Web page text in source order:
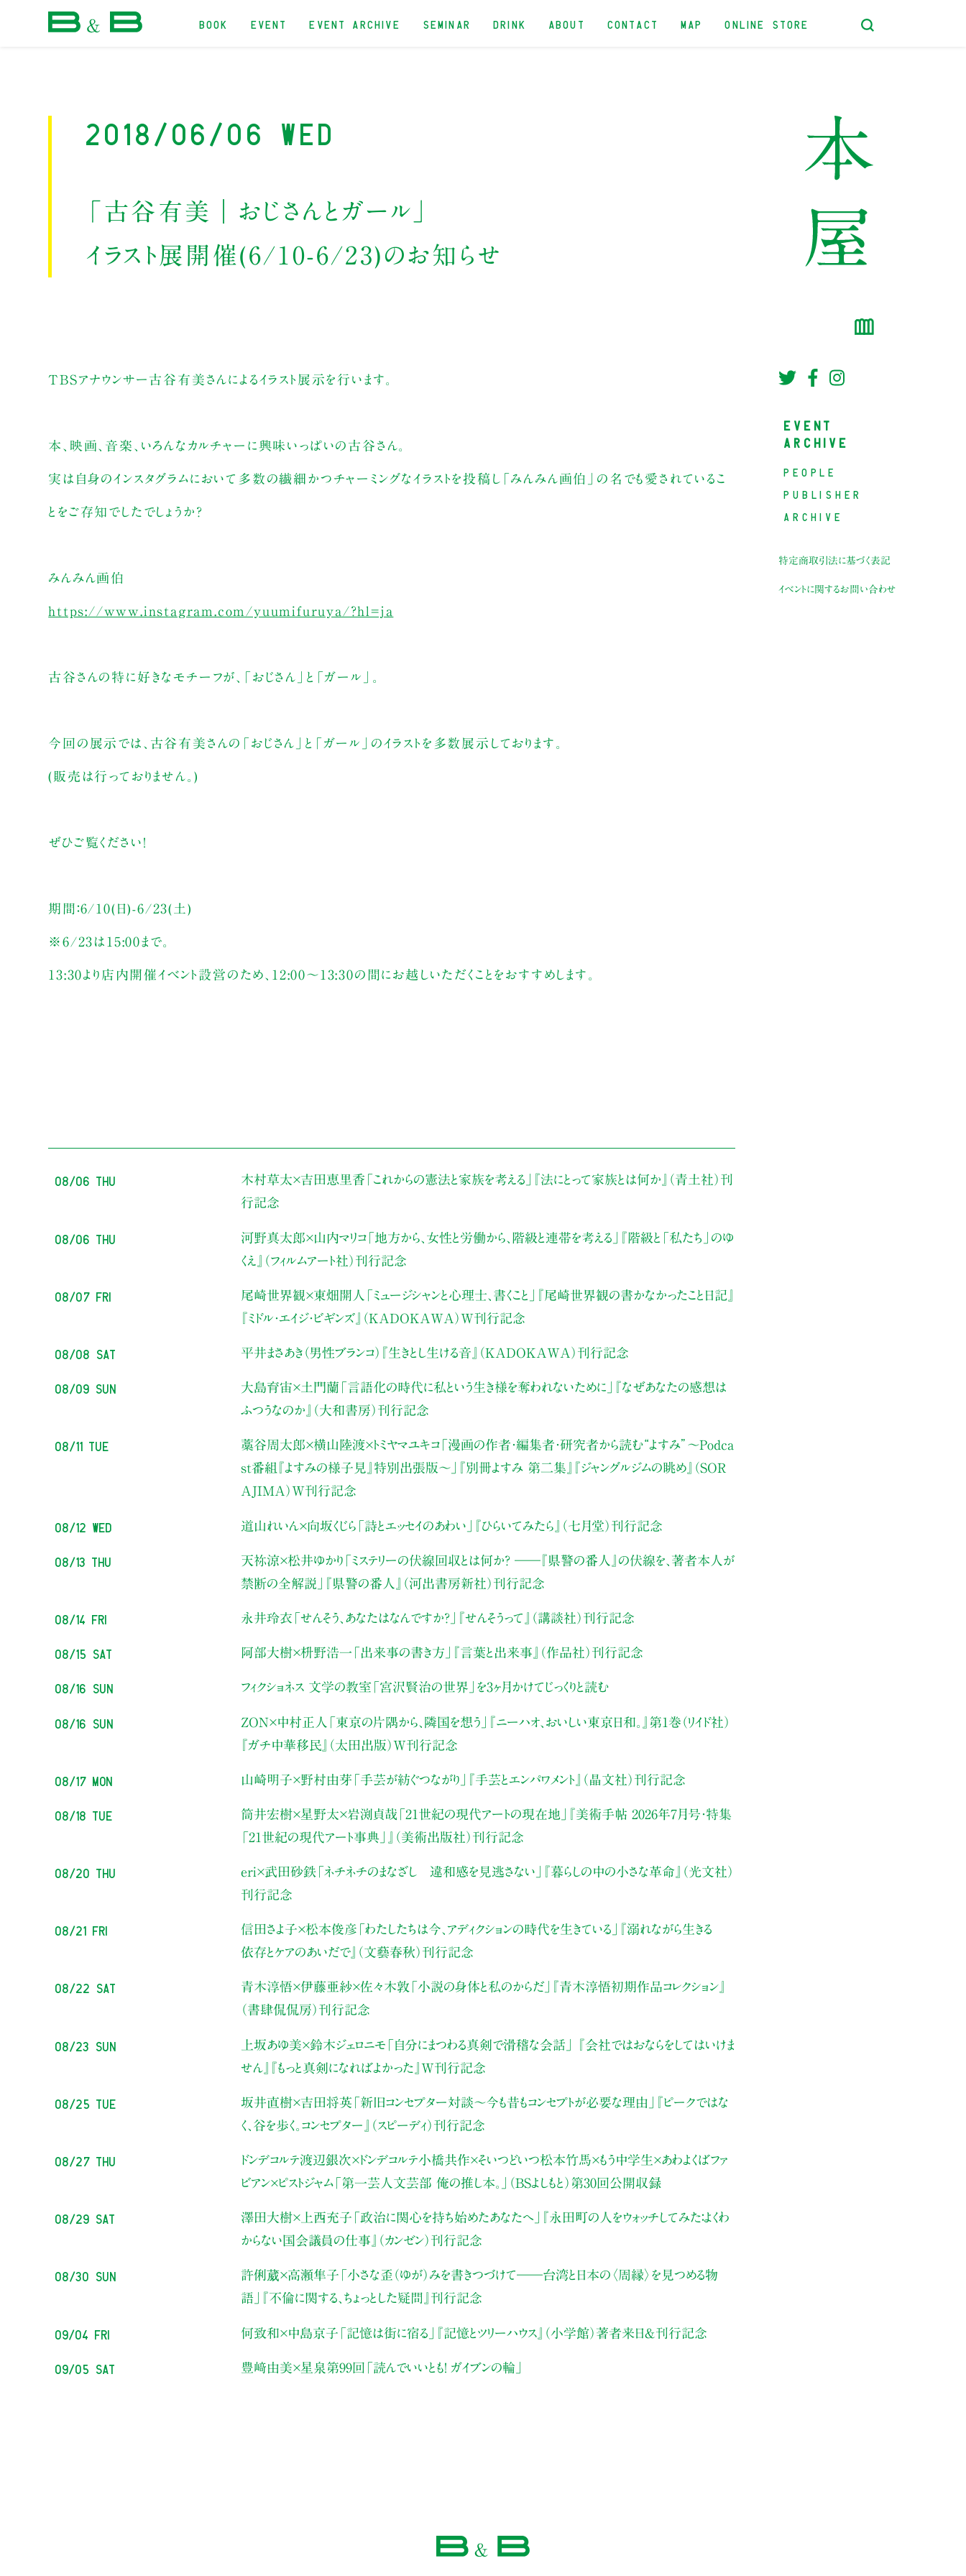
BOOK EVENT EVENT ARCHIVE SEMINAR DRINK ABOUT CONTACT MAP ONLINE STORE
2018/06/06 Wed
「古谷有美｜おじさんとガール」
イラスト展開催(6/10-︎6/23)のお知らせ
TBSアナウンサー古谷有美さんによるイラスト展示を行います。
本、映画、音楽、いろんなカルチャーに興味いっぱいの古谷さん。
実は自身のインスタグラムにおいて多数の繊細かつチャーミングなイラストを投稿し「みんみん画伯」の名でも愛されているこ
とをご存知でしたでしょうか？
みんみん画伯
https://www.instagram.com/yuumifuruya/?hl=ja
古谷さんの特に好きなモチーフが、「おじさん」と「ガール」。
今回の展示では、古谷有美さんの「おじさん」と「ガール」のイラストを多数展示しております。
(販売は行っておりません。)
ぜひご覧ください！
期間：6/10(日)-6/23(土)
※6/23は15:00まで。
13:30より店内開催イベント設営のため、12:00〜13:30の間にお越しいただくことをおすすめします。
08/06 Thu 木村草太×吉田恵里香 「これからの憲法と家族を考える」
『法にとって家族とは何か』（青土社）刊
行記念
08/06 Thu 河野真太郎×山内マリコ「地方から、女性と労働から、階級と連帯を考える」
『階級と「私たち」のゆ
くえ』（フィルムアート社）刊行記念
08/07 Fri 尾崎世界観×東畑開人 「ミュージシャンと心理士、書くこと」
『尾崎世界観の書かなかったこと日記』
『ミドル・エイジ・ビギンズ』（KADOKAWA）W刊行記念
08/08 Sat 平井まさあき（男性ブランコ） 『生きとし生ける音』（KADOKAWA）刊行記念
08/09 Sun 大島育宙×土門蘭 「言語化の時代に私という生き様を奪われないために」
『なぜあなたの感想は
ふつうなのか』（大和書房）刊行記念
08/11 Tue 藁谷周太郎×横山陸渡×トミヤマユキコ「漫画の作者・編集者・研究者から読む“よすみ” 〜Podca
st番組『よすみの様子見』特別出張版〜」
『別冊よすみ 第二集』『ジャングルジムの眺め』（SOR
AJIMA）W刊行記念
08/12 Wed 道山れいん×向坂くじら 「詩とエッセイのあわい」 『ひらいてみたら』（七月堂）刊行記念
08/13 Thu 天祢涼×松井ゆかり 「ミステリーの伏線回収とは何か？ ――『県警の番人』の伏線を、著者本人が
禁断の全解説」
『県警の番人』（河出書房新社）刊行記念
08/14 Fri 永井玲衣 「せんそう、あなたはなんですか？」 『せんそうって』（講談社）刊行記念
08/15 Sat 阿部大樹×枡野浩一 「出来事の書き方」 『言葉と出来事』（作品社）刊行記念
08/16 Sun フィクショネス 文学の教室 「宮沢賢治の世界」を3ヶ月かけてじっくりと読む
08/16 Sun ZON×中村正人 「東京の片隅から、隣国を想う」
『ニーハオ、おいしい東京日和。』第1巻（リイド社）
『ガチ中華移民』（太田出版）W刊行記念
08/17 Mon 山崎明子×野村由芽 「手芸が紡ぐつながり」 『手芸とエンパワメント』（晶文社）刊行記念
08/18 Tue 筒井宏樹×星野太×岩渕貞哉 「21世紀の現代アートの現在地」 『美術手帖 2026年7月号・特集
「21世紀の現代アート事典」』（美術出版社）刊行記念
08/20 Thu eri×武田砂鉄「ネチネチのまなざし 違和感を見逃さない」
『暮らしの中の小さな革命』（光文社）
刊行記念
08/21 Fri 信田さよ子×松本俊彦 「わたしたちは今、アディクションの時代を生きている」
『溺れながら生きる
依存とケアのあいだで』（文藝春秋）刊行記念
08/22 Sat 青木淳悟×伊藤亜紗×佐々木敦 「小説の身体と私のからだ」
『青木淳悟初期作品コレクション』
（書肆侃侃房）刊行記念
08/23 Sun 上坂あゆ美×鈴木ジェロニモ 「自分にまつわる真剣で滑稽な会話」
『会社ではおならをしてはいけま
せん』『もっと真剣になればよかった』W刊行記念
08/25 Tue 坂井直樹×吉田将英「新旧コンセプター対談～今も昔もコンセプトが必要な理由」
『ピークではな
く、谷を歩く。コンセプター』（スピーディ）刊行記念
08/27 Thu
ドンデコルテ渡辺銀次×ドンデコルテ小橋共作×そいつどいつ松本竹馬×もう中学生×あわよくばファ
ビアン×ピストジャム「第一芸人文芸部 俺の推し本。」（BSよしもと） 第30回公開収録
08/29 Sat 澤田大樹×上西充子 「政治に関心を持ち始めたあなたへ」
『永田町の人をウォッチしてみた：よくわ
からない国会議員の仕事』（カンゼン）刊行記念
08/30 Sun 許俐葳×高瀬隼子 「小さな歪（ゆが）みを書きつづけて――台湾と日本の〈周縁〉を見つめる物
語」
『不倫に関する、ちょっとした疑問』刊行記念
09/04 Fri 何致和×中島京子 「記憶は街に宿る」 『記憶とツリーハウス』（小学館）著者来日＆刊行記念
09/05 Sat 豊﨑由美×星泉 第99回「読んでいいとも！ ガイブンの輪」
EVENT
ARCHIVE
PEOPLE
PUBLISHER
ARCHIVE
特定商取引法に基づく表記
イベントに関するお問い合わせ